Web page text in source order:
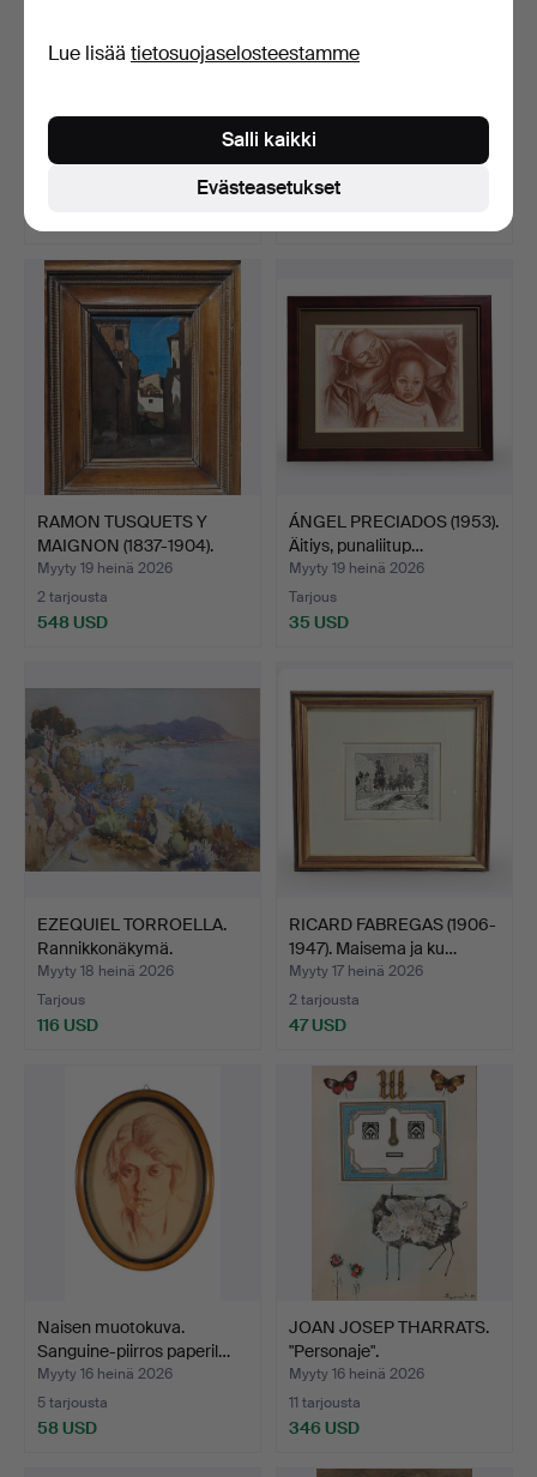
JOSEP Mª DE SUCRE.
Myyty 25 heinä 2026
TEX. ”Tärkeä herra”.
Myyty 24 heinä 2026
Tarjous
RAMON TUSQUETS Y
MAIGNON (1837-1904).
Näky…
Myyty 19 heinä 2026
2 tarjousta
548 USD
ÁNGEL PRECIADOS (1953).
Äitiys, punaliitup…
Myyty 19 heinä 2026
Tarjous
35 USD
EZEQUIEL TORROELLA.
Rannikkonäkymä.
Myyty 18 heinä 2026
Tarjous
116 USD
RICARD FABREGAS (1906-
1947). Maisema ja ku…
Myyty 17 heinä 2026
2 tarjousta
47 USD
Naisen muotokuva.
Sanguine-piirros paperil…
Myyty 16 heinä 2026
5 tarjousta
58 USD
JOAN JOSEP THARRATS.
"Personaje".
Myyty 16 heinä 2026
11 tarjousta
346 USD
Lue lisää tietosuojaselosteestamme
Evästeasetukset
Salli kaikki